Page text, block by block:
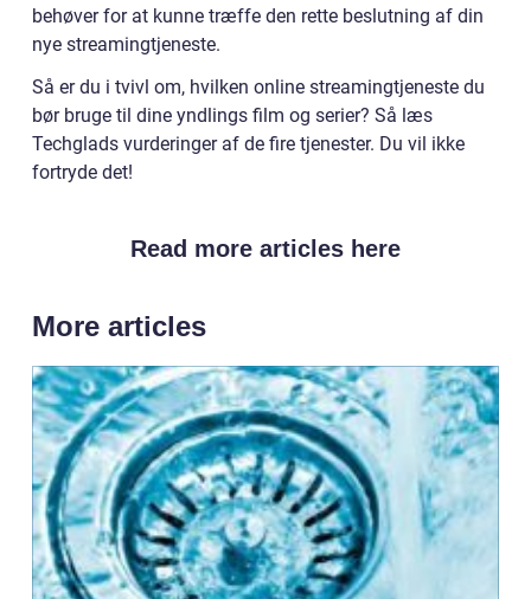
behøver for at kunne træffe den rette beslutning af din
nye streamingtjeneste.
Så er du i tvivl om, hvilken online streamingtjeneste du
bør bruge til dine yndlings film og serier? Så læs
Techglads vurderinger af de fire tjenester. Du vil ikke
fortryde det!
Read more articles here
More articles